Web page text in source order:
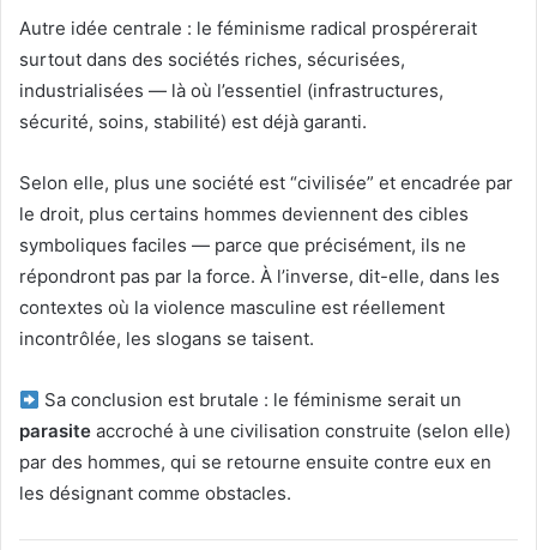
Autre idée centrale : le féminisme radical prospérerait
surtout dans des sociétés riches, sécurisées,
industrialisées — là où l’essentiel (infrastructures,
sécurité, soins, stabilité) est déjà garanti.
Selon elle, plus une société est “civilisée” et encadrée par
le droit, plus certains hommes deviennent des cibles
symboliques faciles — parce que précisément, ils ne
répondront pas par la force. À l’inverse, dit-elle, dans les
contextes où la violence masculine est réellement
incontrôlée, les slogans se taisent.
Sa conclusion est brutale : le féminisme serait un
parasite accroché à une civilisation construite (selon elle)
par des hommes, qui se retourne ensuite contre eux en
les désignant comme obstacles.